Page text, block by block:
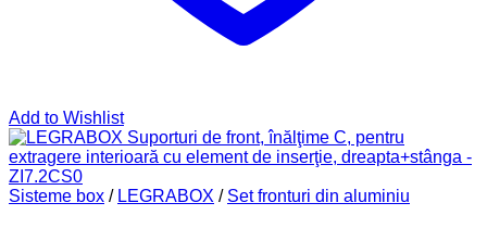
Add to Wishlist
Sisteme box / LEGRABOX / Set fronturi din aluminiu